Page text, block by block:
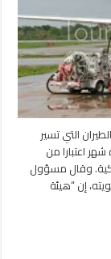
التي تسير
اعتبارا من
وقال مسؤول
إن “هيئة